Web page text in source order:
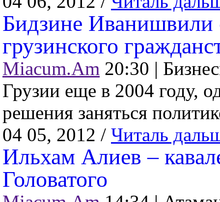
Бидзине Иванишвили
грузинского
Miacum.Am 20:30 |
Грузии еще в 2004 году,
решения заняться
04 05, 2012 / Читаль
Ильхам Алиев –
Головатого